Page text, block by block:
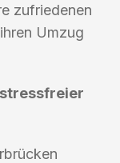
zufriedenen
Umzug